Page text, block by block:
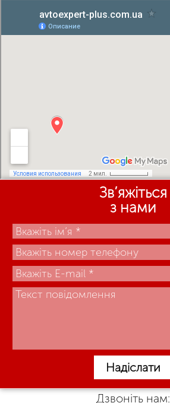
Зв’яжіться
з нами
Надіслати
Дзвоніть нам: